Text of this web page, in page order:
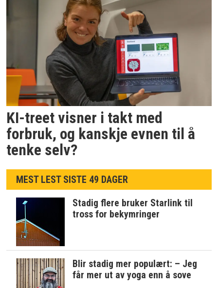
KI-treet visner i takt med
forbruk, og kanskje evnen til å
tenke selv?
MEST LEST SISTE 49 DAGER
Stadig flere bruker Starlink til
tross for bekymringer
Blir stadig mer populært: – Jeg
får mer ut av yoga enn å sove